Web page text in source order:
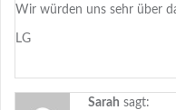
Wir würden uns sehr über
LG
Sarah sagt: